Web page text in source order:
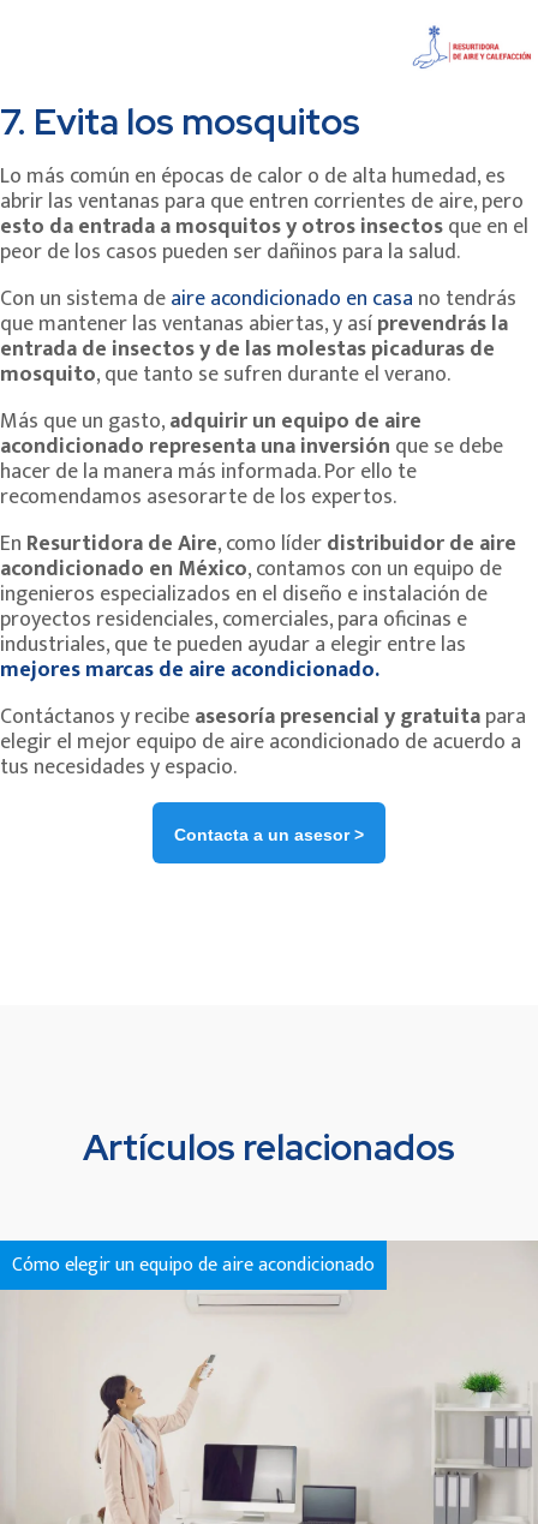
7. Evita los mosquitos
Lo más común en épocas de calor o de alta humedad, es
abrir las ventanas para que entren corrientes de aire, pero
esto da entrada a mosquitos y otros insectosque en el
peor de los casos pueden ser dañinos para la salud.
Con un sistema deaire acondicionado en casa no tendrás
que mantener las ventanas abiertas, y asíprevendrás la
entrada de insectos y de las molestas picaduras de
mosquito, que tanto se sufren durante el verano.
Más que un gasto,adquirir un equipo de aire
acondicionado representa una inversión que se debe
hacer de la manera más informada. Por ello te
recomendamos asesorarte de los expertos.
En Resurtidora de Aire, como líderdistribuidor de aire
acondicionado en México, contamos con un equipo de
ingenieros especializados en el diseño e instalación de
proyectos residenciales, comerciales, para oficinas e
industriales, que te pueden ayudar a elegir entre las
mejores marcas de aire acondicionado.
Contáctanos y recibeasesoría presencial y gratuitapara
elegir el mejor equipo de aire acondicionado de acuerdo a
tus necesidades y espacio.
Contacta a un asesor >
Artículos relacionados
Cómo elegir un equipo de aire acondicionado